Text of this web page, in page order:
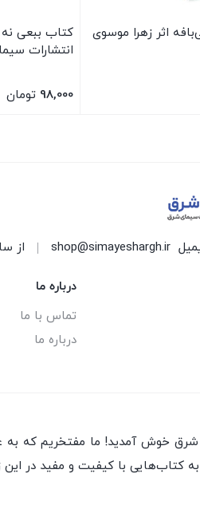
اثر زهرا موسوی
کتاب ببعی
انتشارات
98,000 تومان
shop@simayeshargh.ir از ساعت 8 الی 17
درباره ما
تماس با ما
درباره ما
شرق خوش آمدید! ما مفتخریم که به
کتاب‌هایی با کیفیت و مفید در